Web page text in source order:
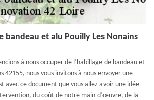
bandeau et alu Pouilly Les Nonains
à nous occuper de l’habillage de bandeau et
42155, nous vous invitons à nous envoyer une
avec ce document que vous allez avoir une idée
du coût de notre main-d’œuvre, de la